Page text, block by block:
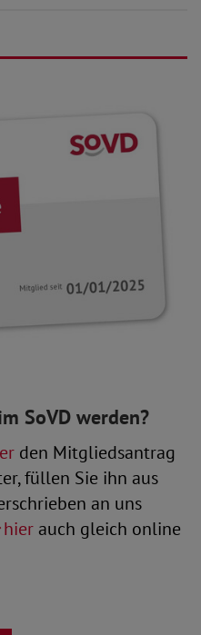
SoVD werden?
den Mitgliedsantrag
füllen Sie ihn aus
an uns
hier auch gleich online